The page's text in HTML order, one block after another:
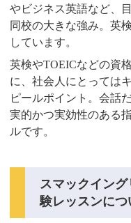
やビジネス英語など、
同校の大きな強み。英
しています。
英検やTOEICなどの資
に、社会人にとっては
ピールポイント。会話
実的かつ実効性のある
ルです。
スマックイン
験レッスンにつ